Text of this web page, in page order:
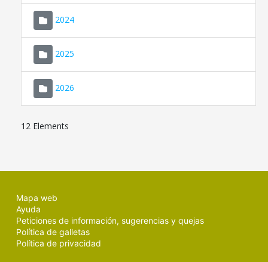
2024
2025
2026
12 Elements
Mapa web
Ayuda
Peticiones de información, sugerencias y quejas
Política de galletas
Política de privacidad